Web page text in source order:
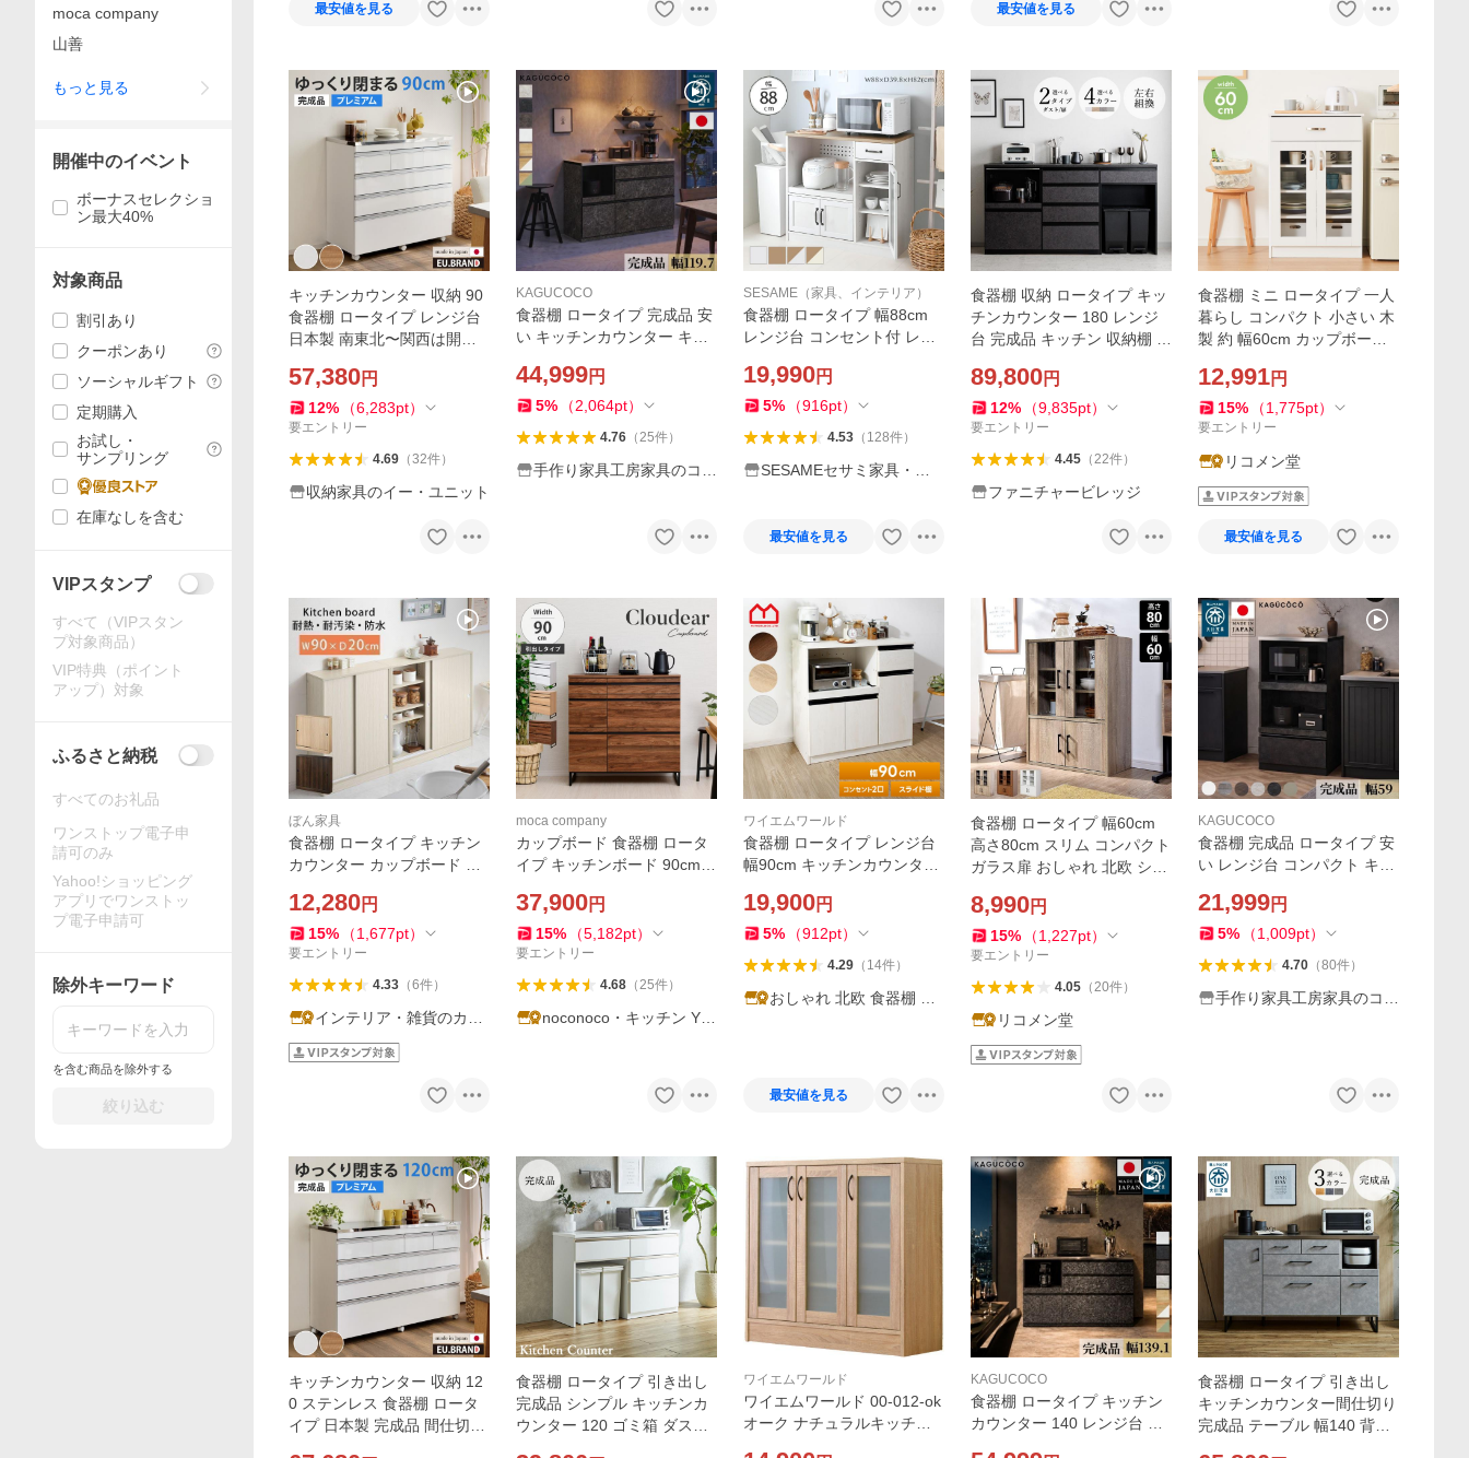
最安値を見る 最安値を見る
キッチンカウンター 収納 90
食器棚 ロータイプ レンジ台
日本製 南東北〜関西は開梱
57,380円
12% （6,283pt）
要エントリー
4.69（32件）
収納家具のイー・ユニット
KAGUCOCO
食器棚 ロータイプ 完成品 安
い キッチンカウンター キッ
台 アンサンブル 幅119.7cm
国産 大川家具 KAGUCOCO
44,999円
5% （2,064pt）
4.76（25件）
手作り家具工房家具のココ
SESAME（家具、インテリア）
食器棚 ロータイプ 幅88cm
レンジ台 コンセント付 レン
ンキャビネット キッチンカ
ウンター キッチン収納 コン
19,990円
5% （916pt）
4.53（ 128件）
SESAMEセサミ家具・イ
最安値を見る
食器棚 収納 ロータイプ キッ
チンカウンター 180 レンジ
台 完成品 キッチン 収納棚 扉
ン カウンター ダイニング 爆
買
89,800円
12% （9,835pt）
要エントリー
4.45（22件）
ファニチャービレッジ
食器棚 ミニ ロータイプ 一人
暮らし コンパクト 小さい 木
製 約 幅60cm カップボード
ック キッチンボード 小型 代
引不可
12,991円
15% （1,775pt）
要エントリー
リコメン堂
最安値を見る
ぼん家具
食器棚 ロータイプ キッチン
カウンター カップボード キ
チンボード 引き戸 幅90 薄型
スリム 扉付き 木製 カウンタ
ー下 奥行20cm
12,280円
15% （1,677pt）
要エントリー
4.33（6件）
インテリア・雑貨のカリ
スマ
moca company
カップボード 食器棚 ロータ
イプ キッチンボード 90cm
キッチン収納棚 引き出し レ
ンジ台 Cloudear
37,900円
15% （5,182pt）
要エントリー
4.68（25件）
noconoco・キッチン Ya
ワイエムワールド
食器棚 ロータイプ レンジ台
幅90cm キッチンカウンター
19,900円
5% （912pt）
4.29（ 14件）
おしゃれ 北欧 食器棚 alb
最安値を見る
食器棚 ロータイプ 幅60cm
高さ80cm スリム コンパクト
ガラス扉 おしゃれ 北欧 シン
し 代引不可
8,990円
15% （1,227pt）
要エントリー
4.05（20件）
リコメン堂
KAGUCOCO
食器棚 完成品 ロータイプ 安
い レンジ台 コンパクト キッ
ジ収納 幅59 60幅 スイム キ
ッチン 収納 家具 大川家具 家
21,999円
5% （1,009pt）
4.70（80件）
手作り家具工房家具のココ
キッチンカウンター 収納 12
0 ステンレス 食器棚 ロータ
イプ 日本製 完成品 間仕切り
食器棚 ロータイプ 引き出し
完成品 シンプル キッチンカ
ウンター 120 ゴミ箱 ダスト
ワイエムワールド
ワイエムワールド 00-012-ok
オーク ナチュラルキッチン
KAGUCOCO
食器棚 ロータイプ キッチン
カウンター 140 レンジ台 収
食器棚 ロータイプ 引き出し
キッチンカウンター間仕切り
完成品 テーブル 幅140 背面
moca company
山善
もっと見る
開催中のイベント
ボーナスセレクショ
ン最大40%
対象商品
割引あり
クーポンあり
ソーシャルギフト
定期購入
お試し・
サンプリング
在庫なしを含む
VIPスタンプ
すべて（VIPスタン
プ対象商品）
VIP特典（ポイント
アップ）対象
ふるさと納税
すべてのお礼品
ワンストップ電子申
請可のみ
Yahoo!ショッピング
アプリでワンストッ
プ電子申請可
除外キーワード
を含む商品を除外する
絞り込む